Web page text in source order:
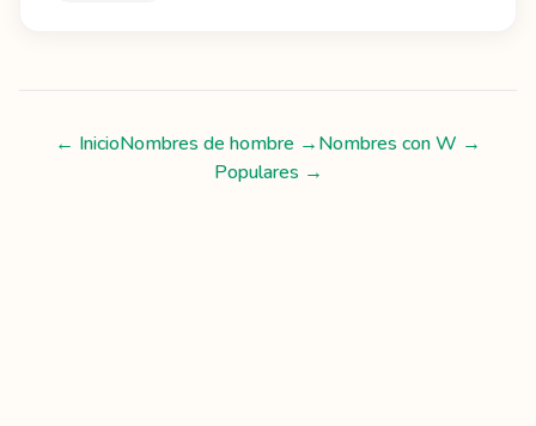
← InicioNombres de hombre →Nombres conW →
Populares →